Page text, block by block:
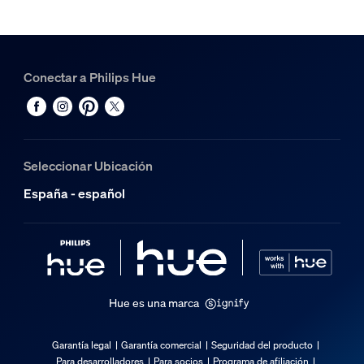
Hue White and Color Ambiance Foco cilindro Perifo
Conectar a Philips Hue
Seleccionar Ubicación
España - español
Hue es una marca
Garantía legal Garantía comercial
Seguridad del producto
Para desarrolladores
Para socios Programa de afiliación